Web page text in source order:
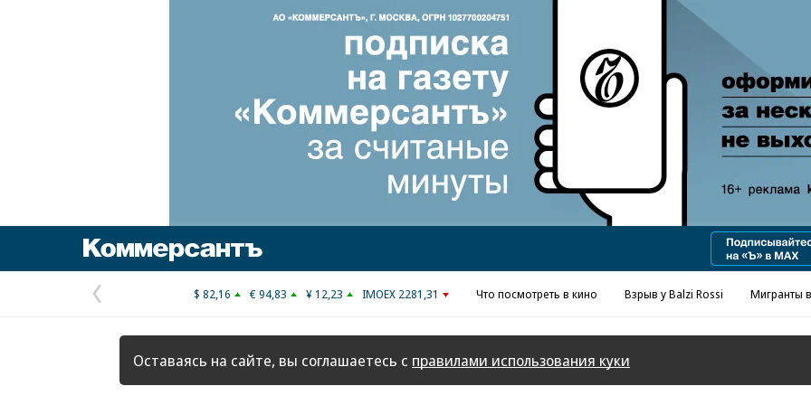
Реклама в «Ъ» www.kommersant.ru/ad
Предыдущая
страница
$ 82,16 € 94,83 ¥ 12,23 IMOEX 2281,31 Что посмотреть в кино Взрыв у Balzi Rossi Мигранты
Оставаясь на сайте, вы соглашаетесь с правилами использования куки